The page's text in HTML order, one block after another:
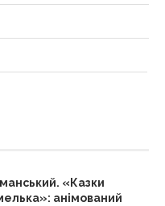
«Казки
анімований